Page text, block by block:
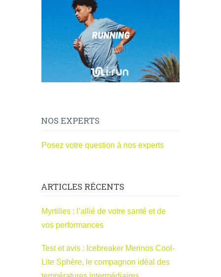
NOS EXPERTS
Posez votre question à nos experts
ARTICLES RÉCENTS
Myrtilles : l’allié de votre santé et de
vos performances
Test et avis : Icebreaker Merinos Cool-
Lite Sphère, le compagnon idéal des